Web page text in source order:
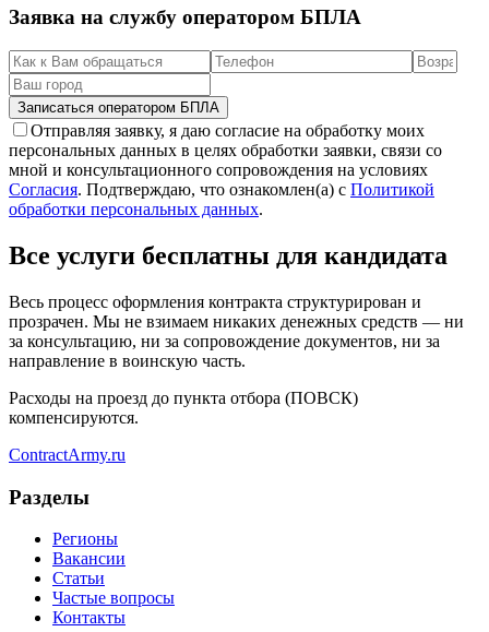
Заявка на службу оператором БПЛА
Записаться оператором БПЛА
Отправляя заявку, я даю согласие на обработку моих
персональных данных в целях обработки заявки, связи со
мной и консультационного сопровождения на условиях
Согласия. Подтверждаю, что ознакомлен(а) с Политикой
обработки персональных данных.
Все услуги бесплатны для кандидата
Весь процесс оформления контракта структурирован и
прозрачен. Мы не взимаем никаких денежных средств — ни
за консультацию, ни за сопровождение документов, ни за
направление в воинскую часть.
Расходы на проезд до пункта отбора (ПОВСК)
компенсируются.
ContractArmy.ru
Разделы
Регионы
Вакансии
Статьи
Частые вопросы
Контакты